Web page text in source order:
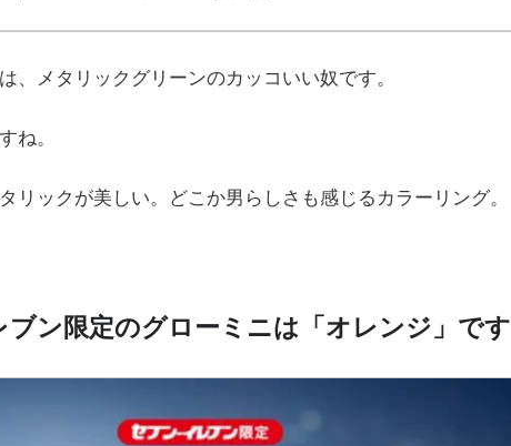
、メタリックグリーンのカッコいい奴です。
ね。
リックが美しい。どこか男らしさも感じるカラーリング。
ブン限定のグローミニは「オレンジ」です